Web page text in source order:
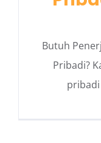
Butuh
Pribadi?